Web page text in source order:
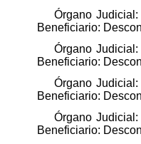
Órgano
Beneficiario:
Órgano
Beneficiario:
Órgano
Beneficiario:
Órgano
Beneficiario: